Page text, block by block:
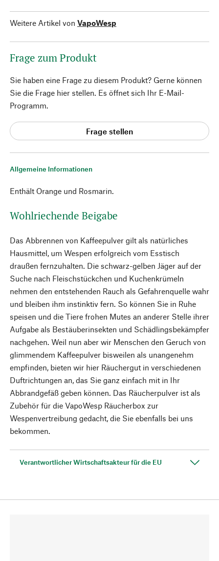
Allgemeine Informationen
Enthält Orange und Rosmarin.
Wohlriechende Beigabe
Das Abbrennen von Kaffeepulver gilt als natürliches
Hausmittel, um Wespen erfolgreich vom Esstisch
draußen fernzuhalten. Die schwarz-gelben Jäger auf der
Suche nach Fleischstückchen und Kuchenkrümeln
nehmen den entstehenden Rauch als Gefahrenquelle wahr
und bleiben ihm instinktiv fern. So können Sie in Ruhe
speisen und die Tiere frohen Mutes an anderer Stelle ihrer
Aufgabe als Bestäuberinsekten und Schädlingsbekämpfer
nachgehen. Weil nun aber wir Menschen den Geruch von
glimmendem Kaffeepulver bisweilen als unangenehm
empfinden, bieten wir hier Räuchergut in verschiedenen
Duftrichtungen an, das Sie ganz einfach mit in Ihr
Abbrandgefäß geben können. Das Räucherpulver ist als
Zubehör für die VapoWesp Räucherbox zur
Wespenvertreibung gedacht, die Sie ebenfalls bei uns
bekommen.
Verantwortlicher Wirtschaftsakteur für die EU
Weitere Artikel von VapoWesp
Frage zum Produkt
Sie haben eine Frage zu diesem Produkt? Gerne können
Sie die Frage hier stellen. Es öffnet sich Ihr E-Mail-
Programm.
Frage stellen